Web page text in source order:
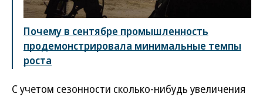
Почему в сентябре промышленность
продемонстрировала минимальные темпы
роста
С учетом сезонности сколько-нибудь увеличения